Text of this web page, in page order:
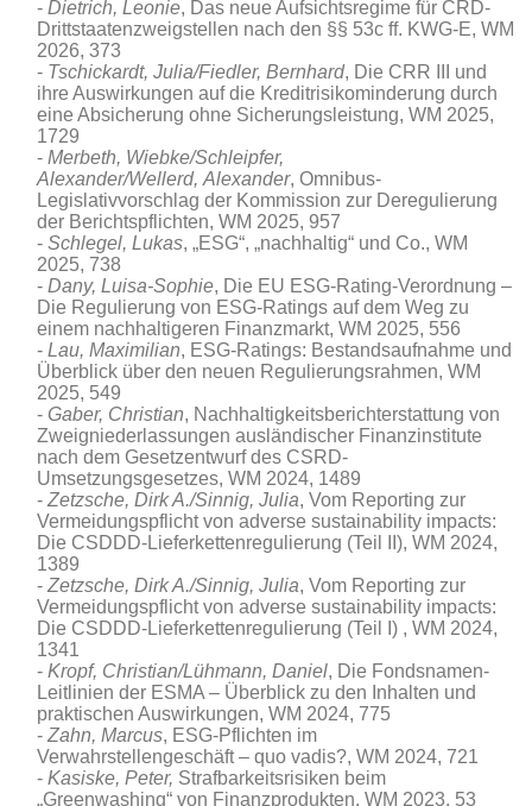
Dietrich, Leonie, Das neue Aufsichtsregime für CRD-
Drittstaatenzweigstellen nach den §§ 53c ff. KWG-E, WM
2026, 373
Tschickardt, Julia/Fiedler, Bernhard, Die CRR III und
ihre Auswirkungen auf die Kreditrisikominderung durch
eine Absicherung ohne Sicherungsleistung, WM 2025,
1729
Merbeth, Wiebke/Schleipfer,
Alexander/Wellerd,Alexander, Omnibus-
Legislativvorschlag der Kommission zur Deregulierung
der Berichtspflichten, WM 2025, 957
Schlegel, Lukas, „ESG“, „nachhaltig“ und Co., WM
2025, 738
Dany, Luisa-Sophie, Die EU ESG-Rating-Verordnung –
Die Regulierung von ESG-Ratings auf dem Weg zu
einem nachhaltigeren Finanzmarkt, WM 2025, 556
Lau, Maximilian, ESG-Ratings: Bestandsaufnahme und
Überblick über den neuen Regulierungsrahmen, WM
2025, 549
Gaber, Christian, Nachhaltigkeitsberichterstattung von
Zweigniederlassungen ausländischer Finanzinstitute
nach dem Gesetzentwurf des CSRD-
Umsetzungsgesetzes, WM 2024, 1489
Zetzsche, Dirk A./Sinnig, Julia, Vom Reporting zur
Vermeidungspflicht von adverse sustainability impacts:
Die CSDDD-Lieferkettenregulierung (Teil II), WM 2024,
1389
Zetzsche, Dirk A./Sinnig, Julia, Vom Reporting zur
Vermeidungspflicht von adverse sustainability impacts:
Die CSDDD-Lieferkettenregulierung (Teil I) , WM 2024,
1341
Kropf, Christian/Lühmann, Daniel, Die Fondsnamen-
Leitlinien der ESMA – Überblick zu den Inhalten und
praktischen Auswirkungen, WM 2024, 775
Zahn, Marcus, ESG-Pflichten im
Verwahrstellengeschäft – quo vadis?, WM 2024, 721
Kasiske,Peter, Strafbarkeitsrisiken beim
„Greenwashing“ von Finanzprodukten, WM 2023, 53